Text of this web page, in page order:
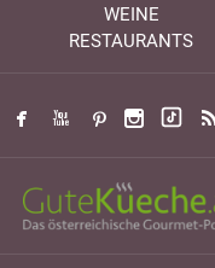
WEINE
RESTAURANTS